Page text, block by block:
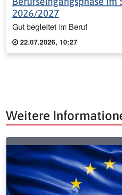
2026/2027
Gut begleitet im Beruf
22.07.2026, 10:27
Weitere